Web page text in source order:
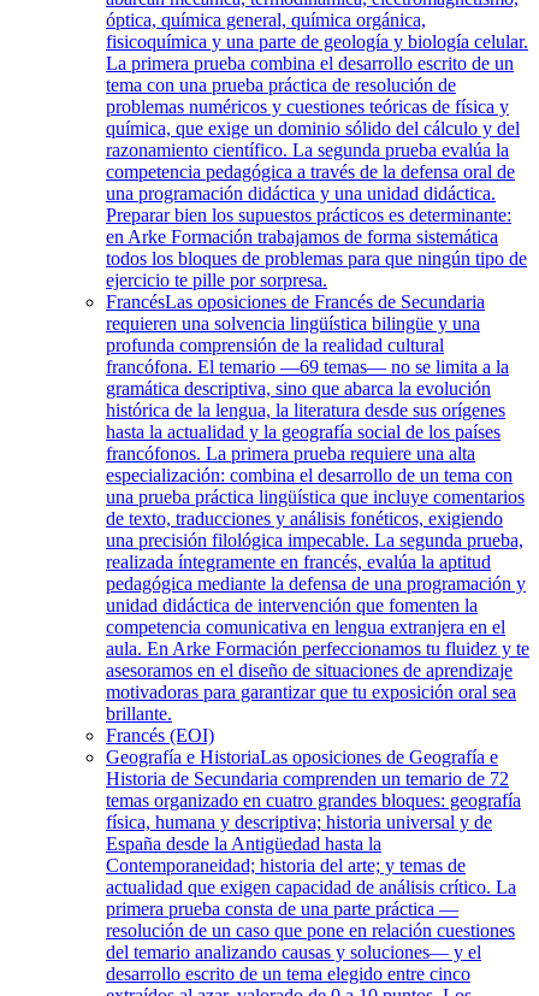
óptica, química general, química orgánica,
fisicoquímica y una parte de geología y biología celular.
La primera prueba combina el desarrollo escrito de un
tema con una prueba práctica de resolución de
problemas numéricos y cuestiones teóricas de física y
química, que exige un dominio sólido del cálculo y del
razonamiento científico. La segunda prueba evalúa la
competencia pedagógica a través de la defensa oral de
una programación didáctica y una unidad didáctica.
Preparar bien los supuestos prácticos es determinante:
en Arke Formación trabajamos de forma sistemática
todos los bloques de problemas para que ningún tipo de
ejercicio te pille por sorpresa.
FrancésLas oposiciones de Francés de Secundaria
requieren una solvencia lingüística bilingüe y una
profunda comprensión de la realidad cultural
francófona. El temario —69 temas— no se limita a la
gramática descriptiva, sino que abarca la evolución
histórica de la lengua, la literatura desde sus orígenes
hasta la actualidad y la geografía social de los países
francófonos. La primera prueba requiere una alta
especialización: combina el desarrollo de un tema con
una prueba práctica lingüística que incluye comentarios
de texto, traducciones y análisis fonéticos, exigiendo
una precisión filológica impecable. La segunda prueba,
realizada íntegramente en francés, evalúa la aptitud
pedagógica mediante la defensa de una programación y
unidad didáctica de intervención que fomenten la
competencia comunicativa en lengua extranjera en el
aula. En Arke Formación perfeccionamos tu fluidez y te
asesoramos en el diseño de situaciones de aprendizaje
motivadoras para garantizar que tu exposición oral sea
brillante.
Francés (EOI)
Geografía e HistoriaLas oposiciones de Geografía e
Historia de Secundaria comprenden un temario de 72
temas organizado en cuatro grandes bloques: geografía
física, humana y descriptiva; historia universal y de
España desde la Antigüedad hasta la
Contemporaneidad; historia del arte; y temas de
actualidad que exigen capacidad de análisis crítico. La
primera prueba consta de una parte práctica —
resolución de un caso que pone en relación cuestiones
del temario analizando causas y soluciones— y el
desarrollo escrito de un tema elegido entre cinco